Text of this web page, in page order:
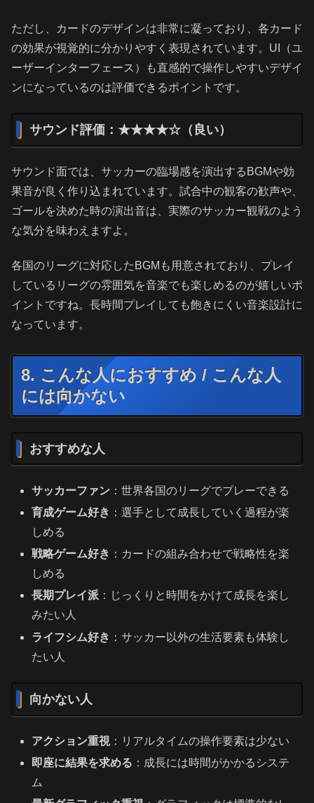
ただし、カードのデザインは非常に凝っており、各カード
の効果が視覚的に分かりやすく表現されています。UI（ユ
ーザーインターフェース）も直感的で操作しやすいデザイ
ンになっているのは評価できるポイントです。
サウンド評価：★★★★☆（良い）
サウンド面では、サッカーの臨場感を演出するBGMや効
果音が良く作り込まれています。試合中の観客の歓声や、
ゴールを決めた時の演出音は、実際のサッカー観戦のよう
な気分を味わえますよ。
各国のリーグに対応したBGMも用意されており、プレイ
しているリーグの雰囲気を音楽でも楽しめるのが嬉しいポ
イントですね。長時間プレイしても飽きにくい音楽設計に
なっています。
8. こんな人におすすめ / こんな人
には向かない
おすすめな人
サッカーファン ：世界各国のリーグでプレーできる
育成ゲーム好き ：選手として成長していく過程が楽
しめる
戦略ゲーム好き ：カードの組み合わせで戦略性を楽
しめる
長期プレイ派 ：じっくりと時間をかけて成長を楽し
みたい人
ライフシム好き ：サッカー以外の生活要素も体験し
たい人
向かない人
アクション重視 ：リアルタイムの操作要素は少ない
即座に結果を求める ：成長には時間がかかるシステ
ム